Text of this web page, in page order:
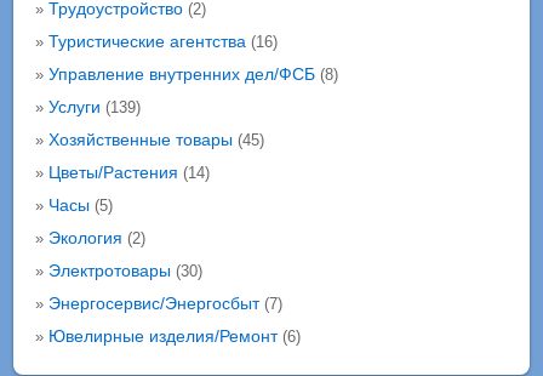
» Трудоустройство(2)
» Туристические агентства(16)
» Управление внутренних дел/ФСБ(8)
» Услуги (139)
» Хозяйственные товары(45)
» Цветы/Растения (14)
» Часы(5)
» Экология (2)
» Электротовары(30)
» Энергосервис/Энергосбыт(7)
» Ювелирные изделия/Ремонт(6)